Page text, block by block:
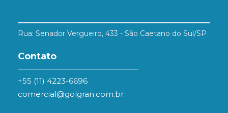
Rua: Senador Vergueiro, 433 - São Caetano do Sul/SP
Contato
+55 (11) 4223-6696
comercial@golgran.com.br